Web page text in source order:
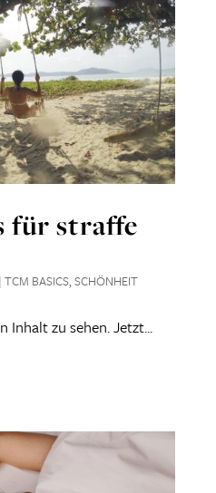
für straffe
TCM BASICS,SCHÖNHEIT
Inhalt zu sehen. Jetzt...